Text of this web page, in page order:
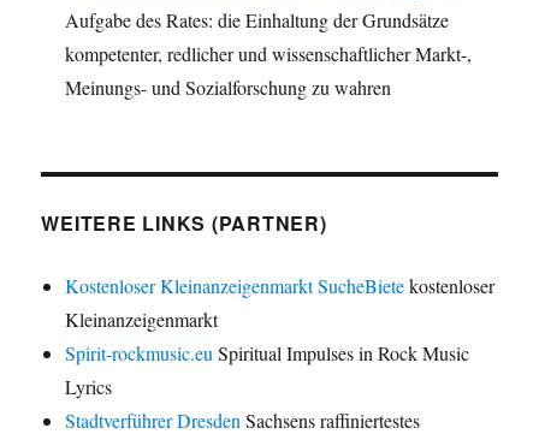
Aufgabe des Rates: die Einhaltung der Grundsätze
kompetenter, redlicher und wissenschaftlicher Markt-,
Meinungs- und Sozialforschung zu wahren
WEITERE LINKS (PARTNER)
Kostenloser Kleinanzeigenmarkt SucheBietekostenloser
Kleinanzeigenmarkt
Spirit-rockmusic.eu Spiritual Impulses in Rock Music
Lyrics
Stadtverführer Dresden Sachsens raffiniertestes